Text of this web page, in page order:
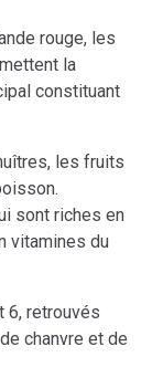
rouge, les
la
constituant
les fruits
sont riches en
vitamines du
retrouvés
chanvre et de